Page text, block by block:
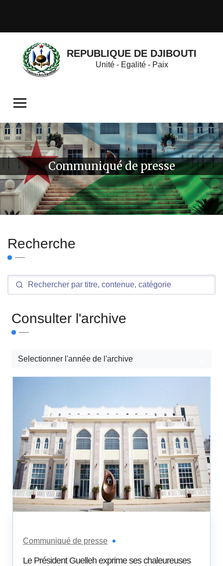
REPUBLIQUE DE DJIBOUTI
Unité - Egalité - Paix
Communiqué de presse
Recherche
Consulter l'archive
Selectionner l'année de l'archive
Communiqué de presse
Le Président Guelleh exprime ses chaleureuses